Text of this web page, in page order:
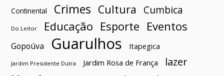
Continental Crimes Cultura Cumbica
Do Leitor Educação Esporte Eventos
Gopoúva Guarulhos Itapegica
Jardim Presidente Dutra Jardim Rosa de França
lazer